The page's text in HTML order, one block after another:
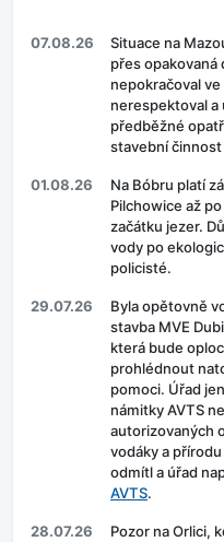
07.08.26
Situace na
přes opakovaná
nepokračoval
nerespektoval a
předběžné
stavební činnost
01.08.26
Na Bóbru platí
Pilchowice až
začátku jezer.
vody po
policisté.
29.07.26
Byla opětovně
stavba MVE
která bude
prohlédnout
pomoci. Úřad
námitky AVTS
autorizovaných
vodáky a
odmítl a úřad
AVTS.
28.07.26
Pozor na Orlici,